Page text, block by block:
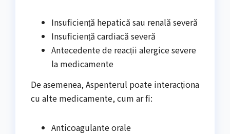
Insuficiență hepatică sau renală severă
Insuficiență cardiacă severă
Antecedente de reacții alergice severe
la medicamente
De asemenea, Aspenterul poate interacționa
cu alte medicamente, cum ar fi:
Anticoagulante orale